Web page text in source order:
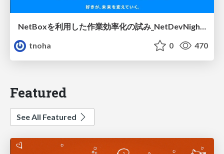
NetBoxを利用した作業効率化の試み_NetDevNight4
tnoha
0 470
Featured
See All Featured